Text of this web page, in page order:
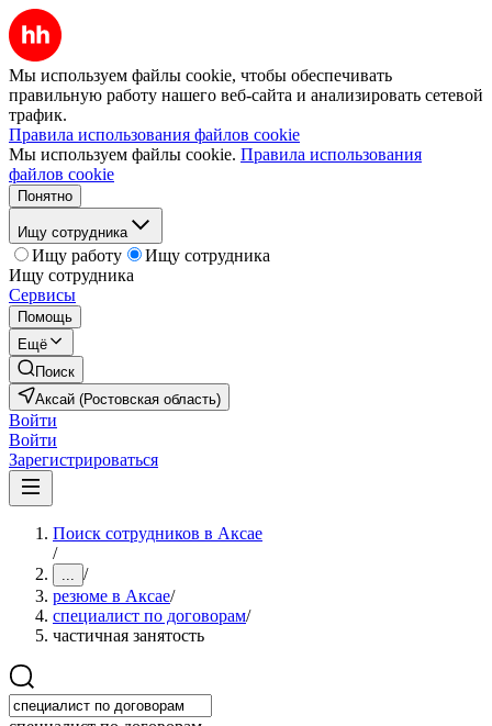
Мы используем файлы cookie, чтобы обеспечивать
правильную работу нашего веб-сайта и анализировать сетевой
трафик.
Правила использования файлов cookie
Мы используем файлы cookie. Правила использования
файлов cookie
Понятно
Ищу сотрудника
Ищу работу
Ищу сотрудника
Ищу сотрудника
Сервисы
Помощь
Ещё
Поиск
Аксай (Ростовская область)
Войти
Войти
Зарегистрироваться
Поиск сотрудников в Аксае
/
... /
резюме в Аксае/
специалист по договорам/
частичная занятость